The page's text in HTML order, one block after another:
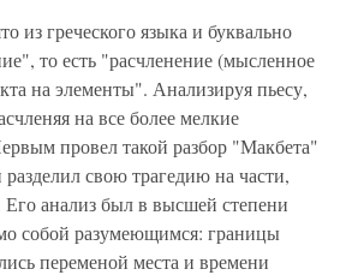
из греческого языка и буквально
то есть "расчленение (мысленное
на элементы". Анализируя пьесу,
на все более мелкие
провел такой разбор "Макбета"
свою трагедию на части,
Его анализ был в высшей степени
собой разумеющимся: границы
переменой места и времени